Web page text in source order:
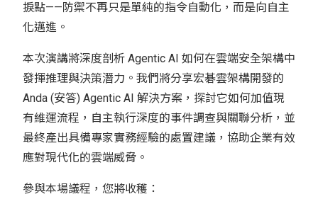
捩點——防禦不再只是單純的指令自動化，而是向自主
化邁進。
本次演講將深度剖析 Agentic AI 如何在雲端安全架構中
發揮推理與決策潛力。我們將分享宏碁雲架構開發的
Anda (安答) Agentic AI 解決方案，探討它如何加值現
有維運流程，自主執行深度的事件調查與關聯分析，並
最終產出具備專家實務經驗的處置建議，協助企業有效
應對現代化的雲端威脅。
參與本場議程，您將收穫：